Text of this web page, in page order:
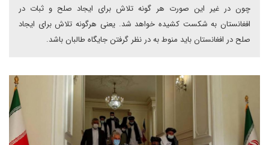
چون در غیر این صورت هر گونه تلاش برای ایجاد صلح و ثبات در
افغانستان به شکست کشیده خواهد شد. یعنی هرگونه تلاش برای ایجاد
صلح در افغانستان باید منوط به در نظر گرفتن جایگاه طالبان باشد.